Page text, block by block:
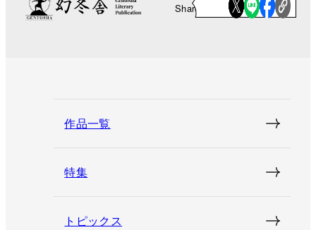
Share
作品一覧
特集
トピックス